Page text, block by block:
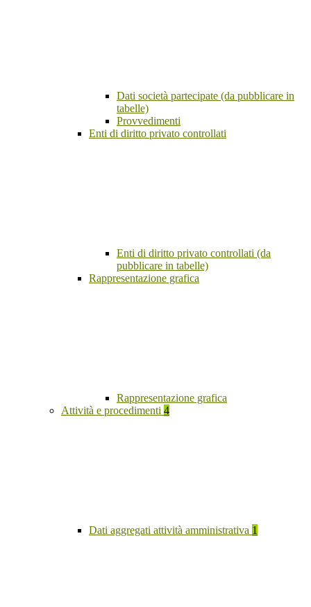
Dati società partecipate (da pubblicare in
tabelle)
Provvedimenti
Enti di diritto privato controllati
Enti di diritto privato controllati (da
pubblicare in tabelle)
Rappresentazione grafica
Rappresentazione grafica
Attività e procedimenti 4
Dati aggregati attività amministrativa 1